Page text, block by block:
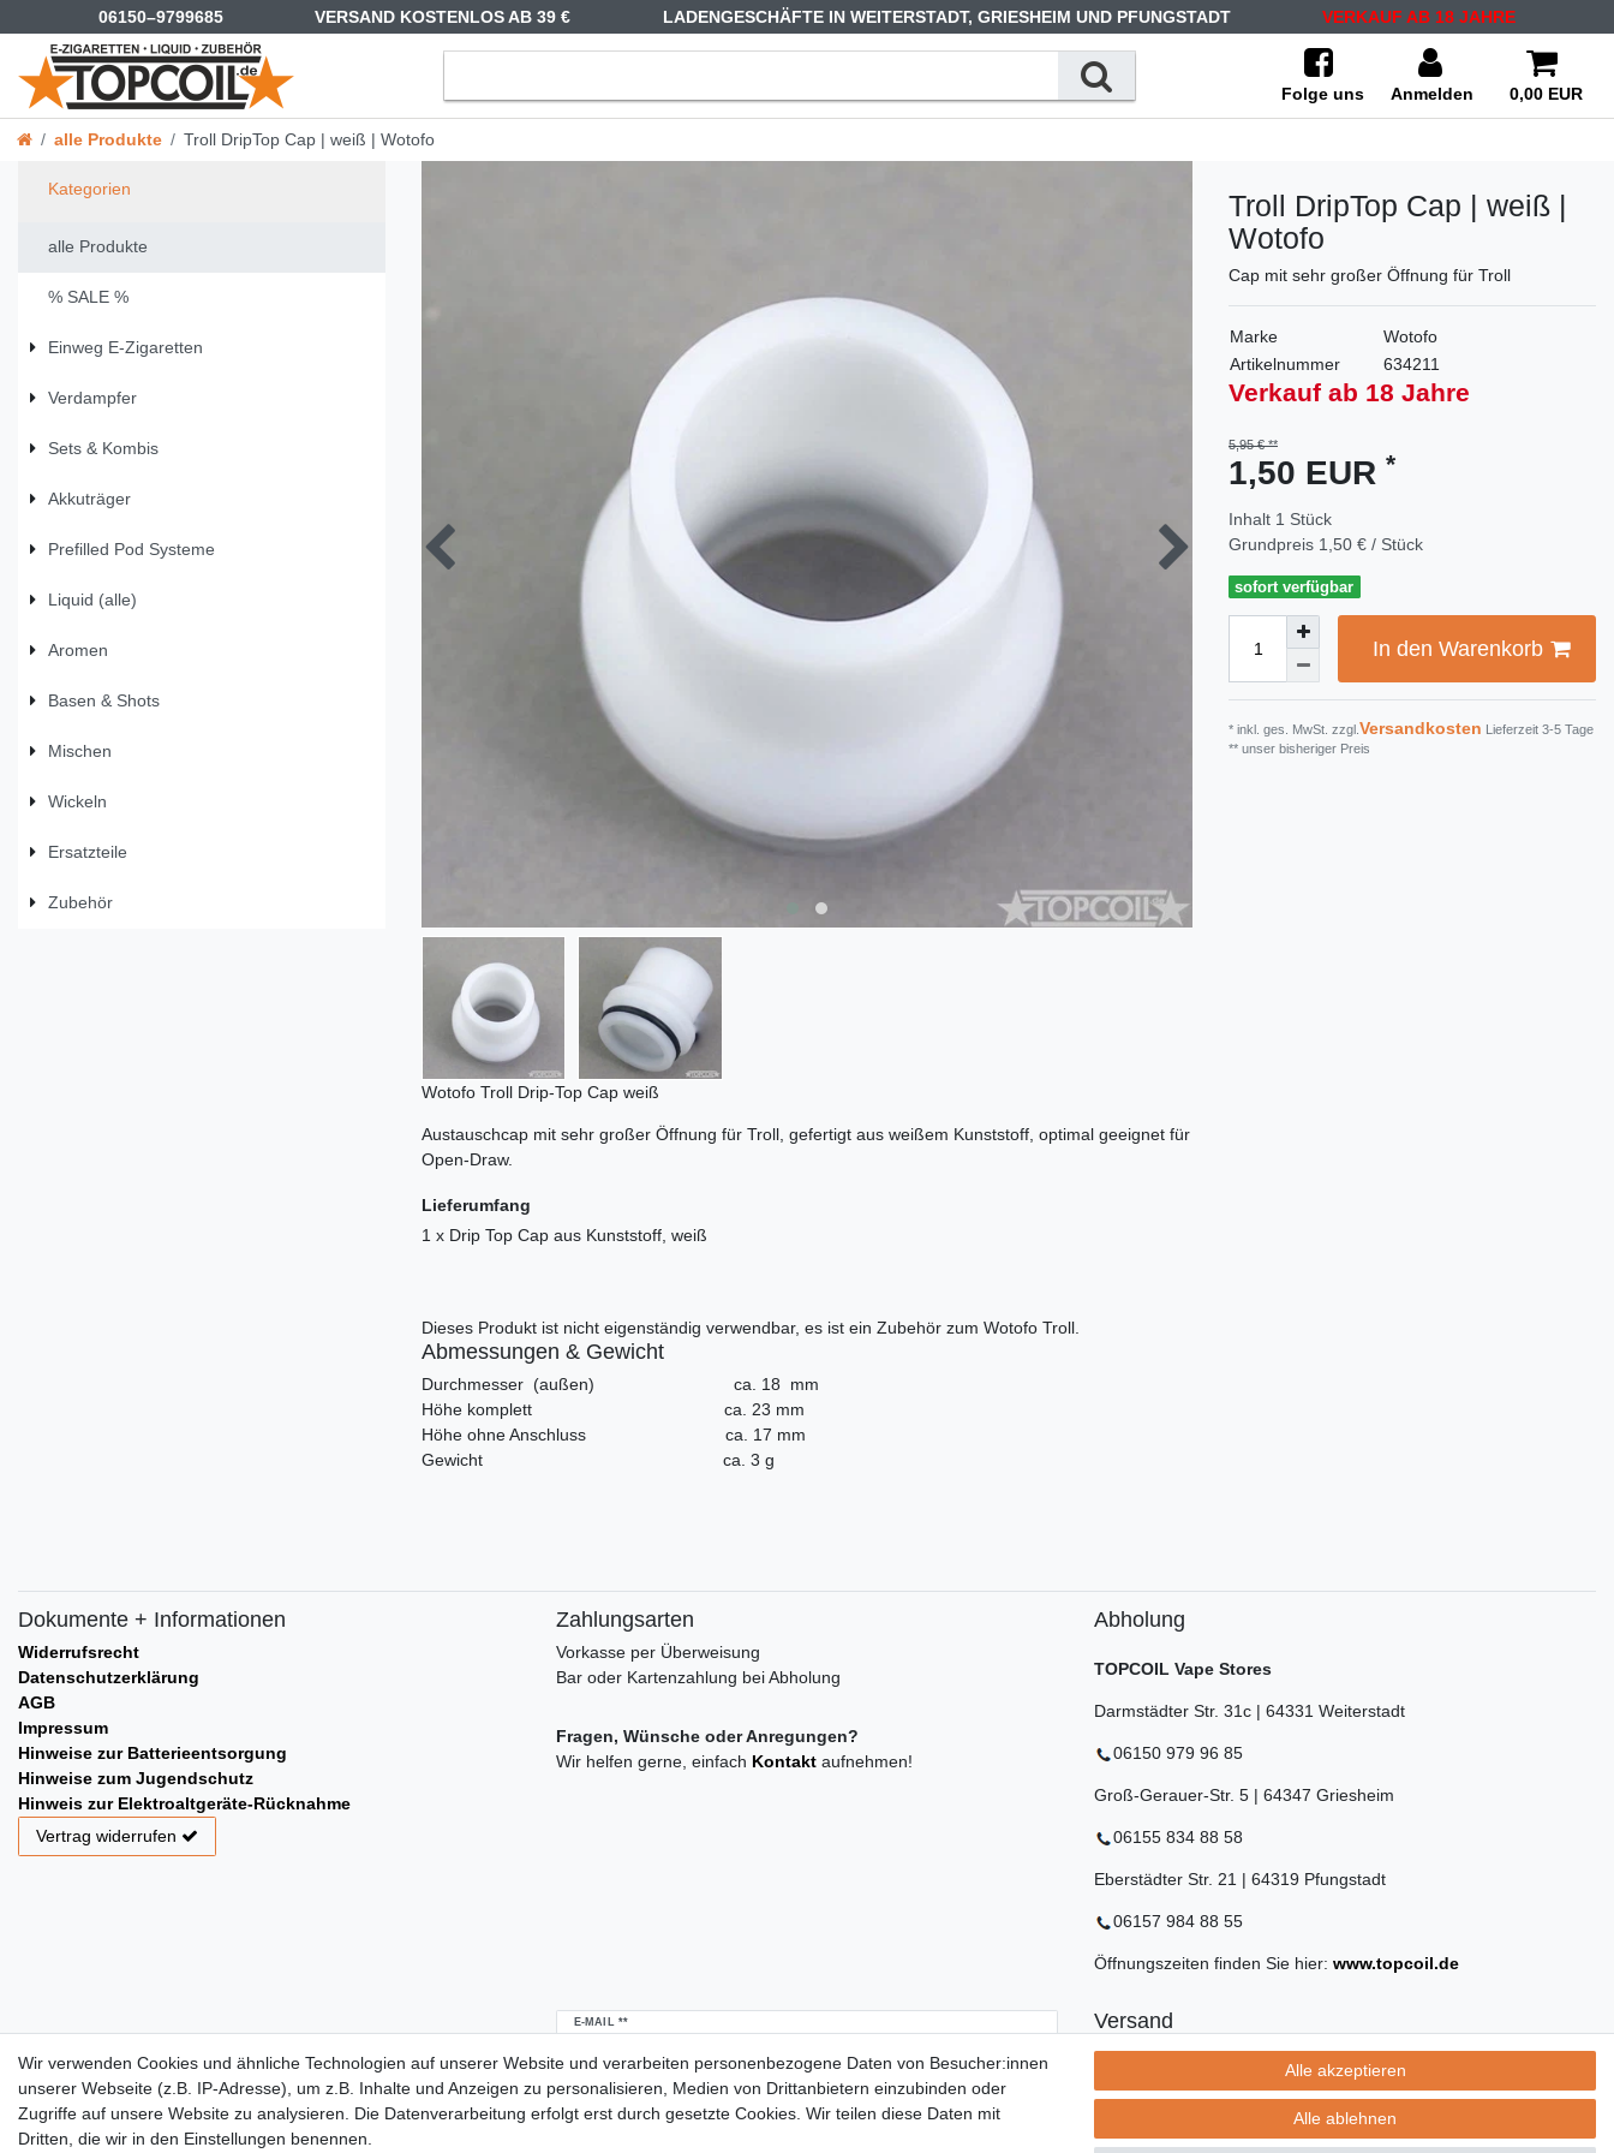
06150–9799685 VERSAND KOSTENLOS AB 39 € LADENGESCHÄFTE IN WEITERSTADT, GRIESHEIM UND PFUNGSTADT VERKAUF AB 18 JAHRE
Folge uns Anmelden 0,00 EUR
alle Produkte Troll DripTop Cap | weiß | Wotofo
Kategorien
alle Produkte
% SALE %
Einweg E-Zigaretten
Verdampfer
Sets & Kombis
Akkuträger
Prefilled Pod Systeme
Liquid (alle)
Aromen
Basen & Shots
Mischen
Wickeln
Ersatzteile
Zubehör
Troll DripTop Cap | weiß |
Wotofo
Cap mit sehr großer Öffnung für Troll
Marke
Wotofo
Artikelnummer
634211
Verkauf ab 18 Jahre
5,95 €
1,50 EUR *
Inhalt 1 Stück
Grundpreis 1,50 € / Stück
sofort verfügbar
In den Warenkorb
* inkl. ges. MwSt. zzgl. Versandkosten Lieferzeit 3-5 Tage
** unser bisheriger Preis
Wotofo Troll Drip-Top Cap weiß
Austauschcap mit sehr großer Öffnung für Troll, gefertigt aus weißem Kunststoff, optimal geeignet für
Open-Draw.
Lieferumfang
1 x Drip Top Cap aus Kunststoff, weiß
Dieses Produkt ist nicht eigenständig verwendbar, es ist ein Zubehör zum Wotofo Troll.
Abmessungen & Gewicht
Durchmesser (außen) ca. 18 mm
Höhe komplett ca. 23 mm
Höhe ohne Anschluss ca. 17 mm
Gewicht ca. 3 g
Dokumente + Informationen
Widerrufsrecht
Datenschutzerklärung
AGB
Impressum
Hinweise zur Batterieentsorgung
Hinweise zum Jugendschutz
Hinweis zur Elektroaltgeräte-Rücknahme
Vertrag widerrufen
Zahlungsarten
Vorkasse per Überweisung
Bar oder Kartenzahlung bei Abholung
Fragen, Wünsche oder Anregungen?
Wir helfen gerne, einfach Kontakt aufnehmen!
Abholung
TOPCOIL Vape Stores
Darmstädter Str. 31c | 64331 Weiterstadt
06150 979 96 85
Groß-Gerauer-Str. 5 | 64347 Griesheim
06155 834 88 58
Eberstädter Str. 21 | 64319 Pfungstadt
06157 984 88 55
Öffnungszeiten finden Sie hier: www.topcoil.de
E-MAIL **
Newsletter
Hiermit bestätige ich, dass ich dieDaten­schutz­erklärunggelesen habe.
Meine Einwilligung kann ich jederzeit widerrufen.**
Versand
Versandinformation
- kostenfrei ab 39€ Warenwert
- nur innerhalb Deutschlands
Wir verwenden Cookies und ähnliche Technologien auf unserer Website und verarbeiten personenbezogene Daten von Besucher:innen
unserer Webseite (z.B. IP-Adresse), um z.B. Inhalte und Anzeigen zu personalisieren, Medien von Drittanbietern einzubinden oder
Zugriffe auf unsere Website zu analysieren. Die Datenverarbeitung erfolgt erst durch gesetzte Cookies. Wir teilen diese Daten mit
Dritten, die wir in den Einstellungen benennen.
Alle akzeptieren
Alle ablehnen